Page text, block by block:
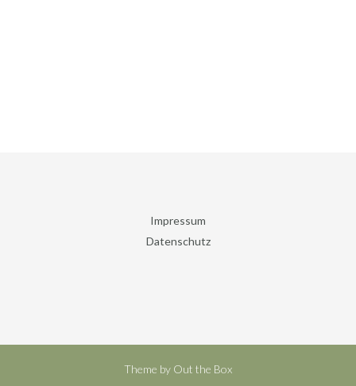
Impressum
Datenschutz
Theme by Out the Box